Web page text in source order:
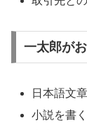
一太郎が
日本語文
小説を書